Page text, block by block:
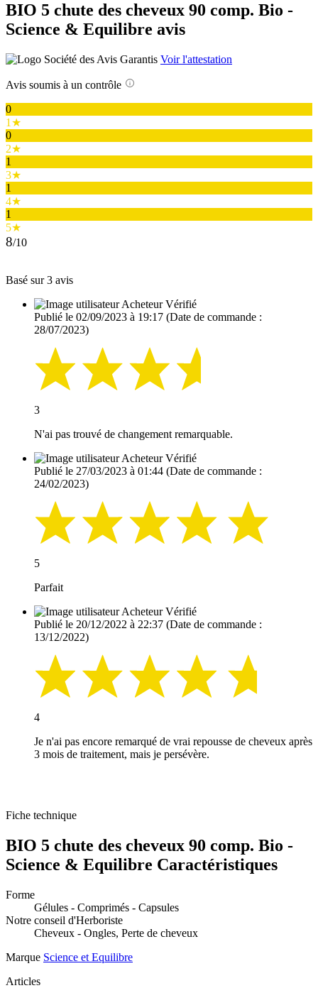
BIO 5 chute des cheveux 90 comp. Bio -
Science & Equilibre avis
Voir l'attestation
Avis soumis à un contrôle
0
1★
0
2★
1
3★
1
4★
1
5★
8/10
Basé sur 3 avis
Acheteur Vérifié
Publié le 02/09/2023 à 19:17 (Date de commande :
28/07/2023)
3
N'ai pas trouvé de changement remarquable.
Acheteur Vérifié
Publié le 27/03/2023 à 01:44 (Date de commande :
24/02/2023)
5
Parfait
Acheteur Vérifié
Publié le 20/12/2022 à 22:37 (Date de commande :
13/12/2022)
4
Je n'ai pas encore remarqué de vrai repousse de cheveux après
3 mois de traitement, mais je persévère.
Fiche technique
BIO 5 chute des cheveux 90 comp. Bio -
Science & Equilibre Caractéristiques
Forme
Gélules - Comprimés - Capsules
Notre conseil d'Herboriste
Cheveux - Ongles, Perte de cheveux
Marque Science et Equilibre
Articles